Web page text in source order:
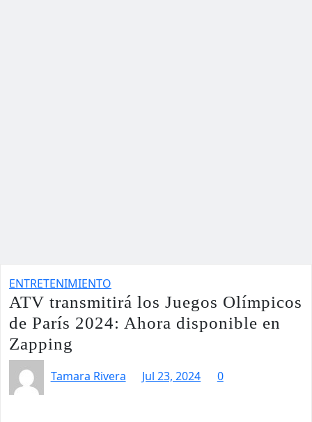
ENTRETENIMIENTO
ATV transmitirá los Juegos Olímpicos
de París 2024: Ahora disponible en
Zapping
Tamara Rivera Jul 23, 2024 0